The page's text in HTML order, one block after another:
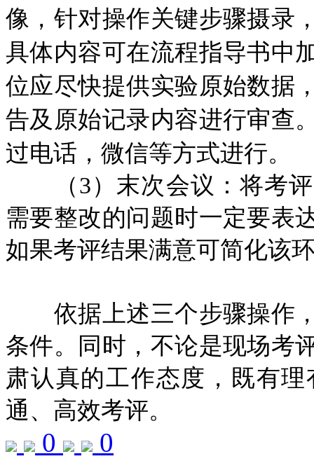
像，针对操作关键步骤摄录
具体内容可在流程指导书中
位应尽快提供实验原始数据
告及原始记录内容进行审查
过电话，微信等方式进行。
（3）末次会议：将考评
需要整改的问题时一定要表
如果考评结果满意可简化该
依据上述三个步骤操作，
条件。同时，不论是现场考
肃认真的工作态度，既有
通、高效考评。
0
0